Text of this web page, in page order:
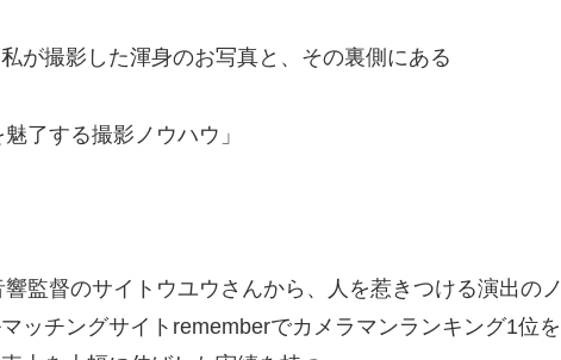
が撮影した渾身のお写真と、その裏側にある
魅了する撮影ノウハウ」
監督のサイトウユウさんから、人を惹きつける演出のノ
ッチングサイトrememberでカメラマンランキング1位を